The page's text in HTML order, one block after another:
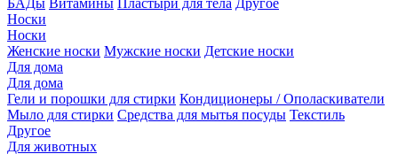
БАДы Витамины Пластыри для тела Другое
Носки
Носки
Женские носки Мужские носки Детские носки
Для дома
Для дома
Гели и порошки для стирки Кондиционеры / Ополаскиватели
Мыло для стирки Средства для мытья посуды Текстиль
Другое
Для животных